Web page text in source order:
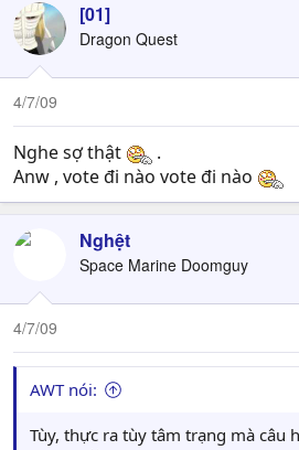
[01]
Dragon Quest
4/7/09
Nghe sợ thật
.
Anw , vote đi nào vote đi nào
Nghệt
Space Marine Doomguy
4/7/09
AWT nói:
Tùy, thực ra tùy tâm trạng mà câu